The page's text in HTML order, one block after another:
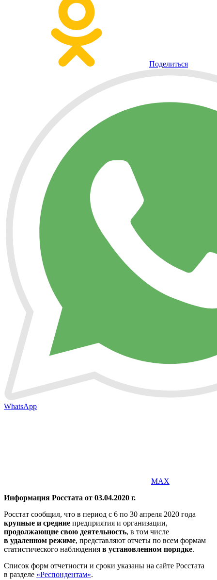
Поделиться
WhatsApp
MAX
Информация Росстата от 03.04.2020 г.
Росстат сообщил, что в период с 6 по 30 апреля 2020 года
крупные и средние предприятия и организации,
продолжающие свою деятельность, в том числе
в удаленном режиме, представляют отчеты по всем формам
статистического наблюдения в установленном порядке.
Список форм отчетности и сроки указаны на сайте Росстата
в разделе «Респондентам».